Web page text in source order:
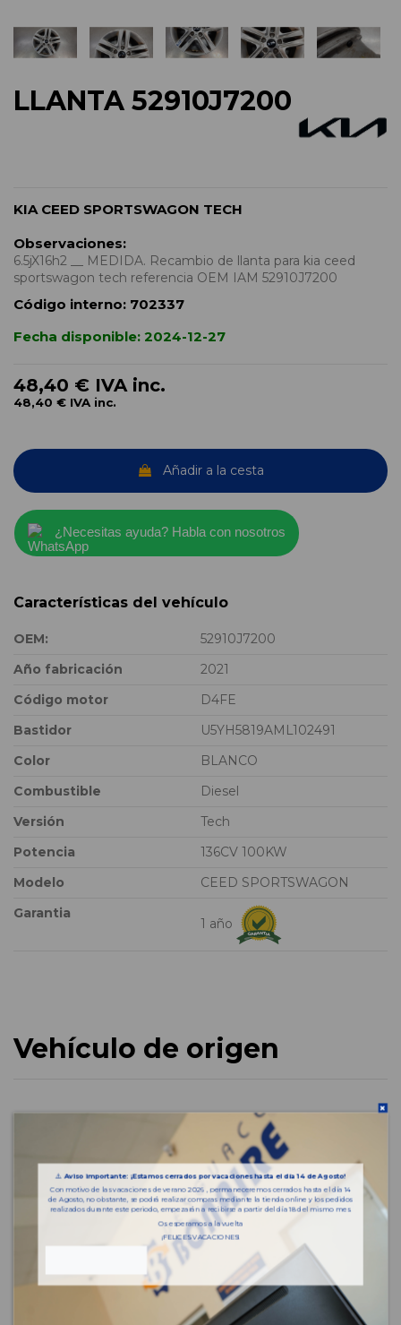
LLANTA 52910J7200
KIA CEED SPORTSWAGON TECH
Observaciones:
6.5jX16h2 __ MEDIDA. Recambio de llanta para kia ceed
sportswagon tech referencia OEM IAM 52910J7200
Código interno: 702337
Fecha disponible: 2024-12-27
48,40 € IVA inc.
48,40 € IVA inc.
Añadir a la cesta
¿Necesitas ayuda? Habla con nosotros
Características del vehículo
OEM:
52910J7200
Año fabricación
2021
Código motor
D4FE
Bastidor
U5YH5819AML102491
Color
BLANCO
Combustible
Diesel
Versión
Tech
Potencia
136CV 100KW
Modelo
CEED SPORTSWAGON
Garantia
1 año
Vehículo de origen
⚠️ Aviso importante: ¡Estamos cerrados por vacaciones hasta el día 14 de Agosto!
Con motivo de las vacaciones de verano 2026 , permaneceremos cerrados hasta el día 14
de Agosto, no obstante, se podrá realizar compras mediante la tienda online y los pedidos
realizados durante este periodo, empezarán a recibirse a partir del día 18 del mismo mes.
Os esperamos a la vuelta
¡FELICES VACACIONES!